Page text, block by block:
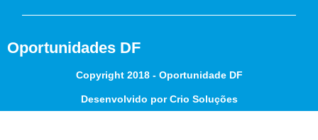
Oportunidades DF
Copyright 2018 - Oportunidade DF
Desenvolvido por Crio Soluções